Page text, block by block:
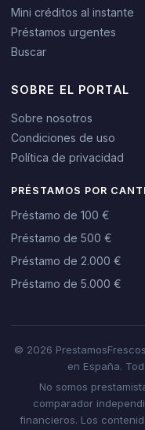
Mini créditos al instante
Préstamos urgentes
Buscar
SOBRE EL PORTAL
Sobre nosotros
Condiciones de uso
Política de privacidad
PRÉSTAMOS POR
Préstamo de 100 €
Préstamo de 500 €
Préstamo de 2.000 €
Préstamo de 5.000 €
© 2026
en España.
No somos
comparador
financieros. Los